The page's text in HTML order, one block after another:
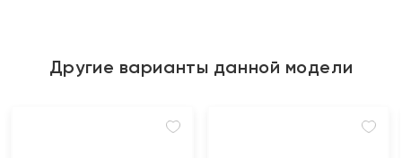
Другие варианты данной модели